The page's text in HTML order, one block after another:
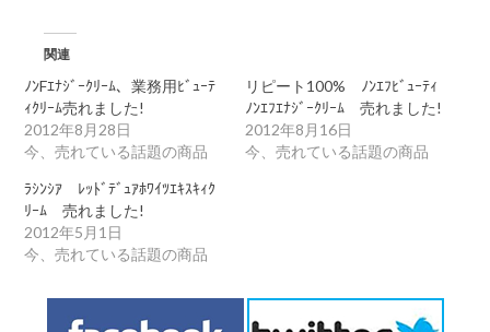
た!
荷
可
能
で
す!
は
関連
ﾉﾝFｴﾅｼﾞｰｸﾘｰﾑ、業務用ﾋﾞｭｰﾃ
ｨｸﾘｰﾑ売れました!
2012年8月28日
今、売れている話題の商品
リピート100% ﾉﾝｴﾌﾋﾞｭｰﾃｨ
ﾉﾝｴﾌｴﾅｼﾞｰｸﾘｰﾑ 売れました!
2012年8月16日
今、売れている話題の商品
ﾗｼﾝｼｱ ﾚｯﾄﾞﾃﾞｭｱﾎﾜｲﾂｴｷｽｷｨｸ
ﾘｰﾑ 売れました!
2012年5月1日
今、売れている話題の商品